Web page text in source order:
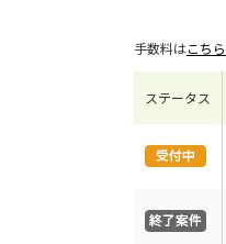
手数料はこちら
ステータス